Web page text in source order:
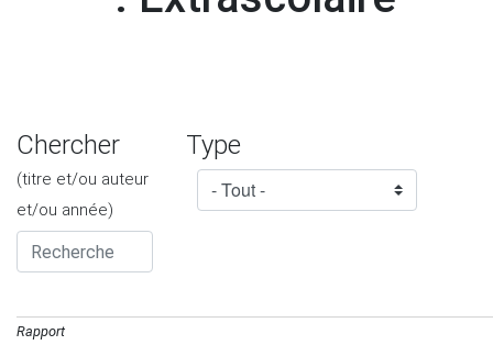
Chercher
(titre et/ou auteur
et/ou année)
Type
Rapport